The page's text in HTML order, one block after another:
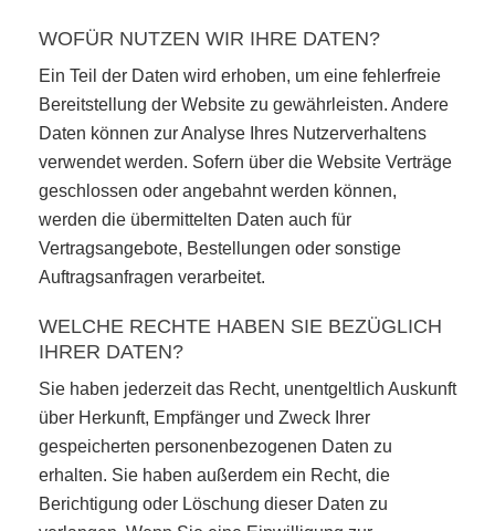
WOFÜR NUTZEN WIR IHRE DATEN?
Ein Teil der Daten wird erhoben, um eine fehlerfreie
Bereitstellung der Website zu gewährleisten. Andere
Daten können zur Analyse Ihres Nutzerverhaltens
verwendet werden. Sofern über die Website Verträge
geschlossen oder angebahnt werden können,
werden die übermittelten Daten auch für
Vertragsangebote, Bestellungen oder sonstige
Auftragsanfragen verarbeitet.
WELCHE RECHTE HABEN SIE BEZÜGLICH
IHRER DATEN?
Sie haben jederzeit das Recht, unentgeltlich Auskunft
über Herkunft, Empfänger und Zweck Ihrer
gespeicherten personenbezogenen Daten zu
erhalten. Sie haben außerdem ein Recht, die
Berichtigung oder Löschung dieser Daten zu